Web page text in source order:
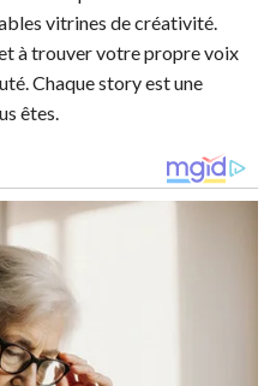
vitrines de créativité.
à trouver votre propre voix
Chaque story est une
êtes.